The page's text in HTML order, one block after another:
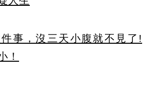
事，沒三天小腹就不見了!
！